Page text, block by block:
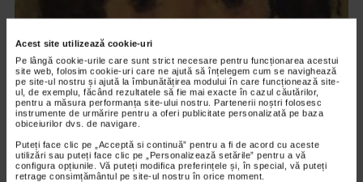
Acest site utilizează cookie-uri
Pe lângă cookie-urile care sunt strict necesare pentru funcționarea acestui
site web, folosim cookie-uri care ne ajută să înțelegem cum se navighează
pe site-ul nostru și ajută la îmbunătățirea modului în care funcționează site-
ul, de exemplu, făcând rezultatele să fie mai exacte în cazul căutărilor,
pentru a măsura performanța site-ului nostru. Partenerii noștri folosesc
instrumente de urmărire pentru a oferi publicitate personalizată pe baza
obiceiurilor dvs. de navigare.
Puteți face clic pe „Acceptă si continuă” pentru a fi de acord cu aceste
utilizări sau puteți face clic pe „Personalizează setările” pentru a vă
configura opțiunile. Vă puteți modifica preferințele și, în special, vă puteți
retrage consimțământul pe site-ul nostru în orice moment.
Nicolae Tonitza – Pictor al copiilor
169 vizualizari